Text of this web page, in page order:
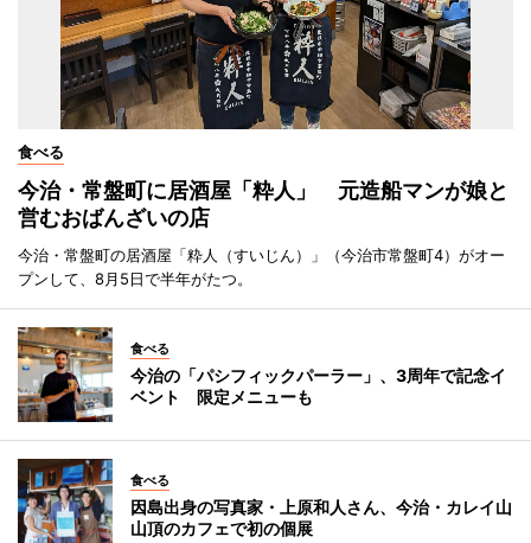
食べる
今治・常盤町に居酒屋「粋人」 元造船マンが娘と
営むおばんざいの店
今治・常盤町の居酒屋「粋人（すいじん）」（今治市常盤町4）がオー
プンして、8月5日で半年がたつ。
食べる
今治の「パシフィックパーラー」、3周年で記念イ
ベント 限定メニューも
食べる
因島出身の写真家・上原和人さん、今治・カレイ山
山頂のカフェで初の個展